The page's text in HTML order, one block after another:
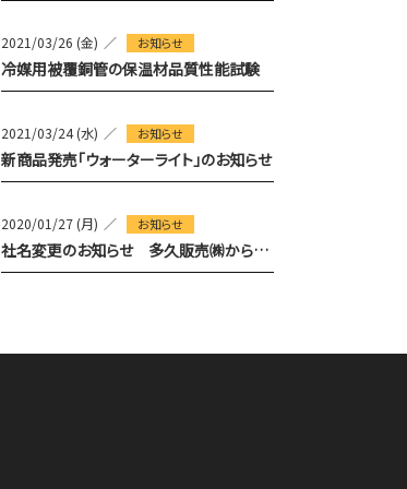
2021/03/26 (金) お知らせ
冷媒用被覆銅管の保温材品質性能試験
2021/03/24 (水) お知らせ
新商品発売「ウォーターライト」のお知らせ
2020/01/27 (月) お知らせ
社名変更のお知らせ 多久販売㈱からＴＳＣ㈱に変ります